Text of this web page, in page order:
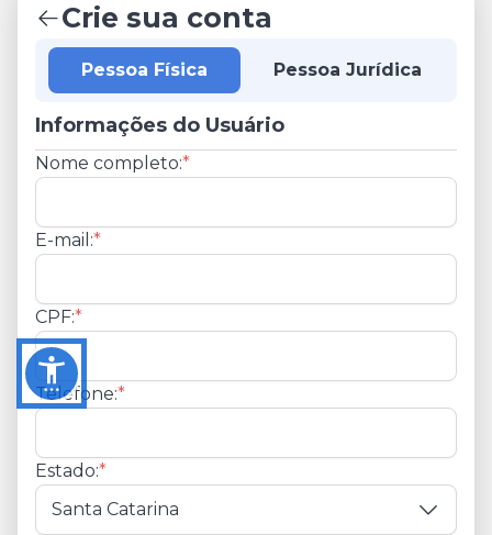
Crie sua conta
Pessoa Física Pessoa Jurídica
Informações do Usuário
Nome completo:*
E-mail:*
CPF:*
Telefone:*
Estado:*